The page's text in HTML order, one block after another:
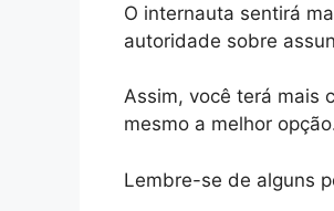
O internauta sentirá
autoridade sobre
Assim, você terá mais
mesmo a melhor
Lembre-se de alguns